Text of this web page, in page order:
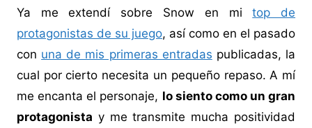
Ya me extendí sobre Snow en mitop de
protagonistas de su juego, así como en el pasado
con una de mis primeras entradas publicadas, la
cual por cierto necesita un pequeño repaso. A mí
me encanta el personaje, lo siento como un gran
protagonista y me transmite mucha positividad